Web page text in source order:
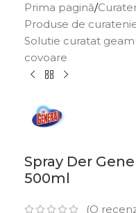
Prima pagină/
Produse de
Solutie curatat
covoare
Spray Der
500ml
(O